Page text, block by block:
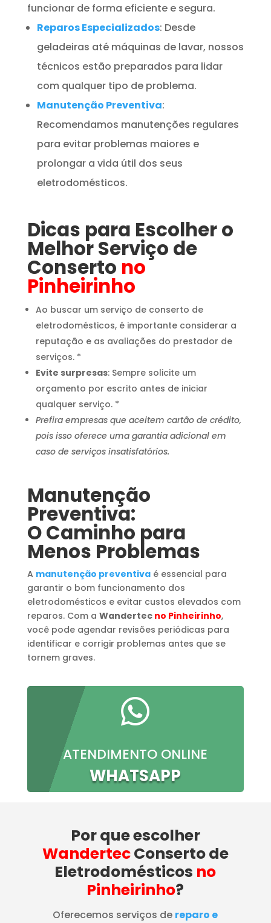
funcionar de forma eficiente e segura.
Reparos Especializados: Desde
geladeiras até máquinas de lavar, nossos
técnicos estão preparados para lidar
com qualquer tipo de problema.
Manutenção Preventiva:
Recomendamos manutenções regulares
para evitar problemas maiores e
prolongar a vida útil dos seus
eletrodomésticos.
Dicas para Escolher o
Melhor Serviço de
Conserto no
Pinheirinho
Ao buscar um serviço de conserto de
eletrodomésticos, é importante considerar a
reputação e as avaliações do prestador de
serviços. *
Evite surpresas: Sempre solicite um
orçamento por escrito antes de iniciar
qualquer serviço. *
Prefira empresas que aceitem cartão de crédito,
pois isso oferece uma garantia adicional em
caso de serviços insatisfatórios.
Manutenção
Preventiva:
O Caminho para
Menos Problemas
A manutenção preventivaé essencial para
garantir o bom funcionamento dos
eletrodomésticos e evitar custos elevados com
reparos. Com a Wandertec no Pinheirinho,
você pode agendar revisões periódicas para
identificar e corrigir problemas antes que se
tornem graves.

ATENDIMENTO ONLINE
WHATSAPP
Por que escolher
WandertecConserto de
Eletrodomésticos no
Pinheirinho?
Oferecemos serviços de reparo e